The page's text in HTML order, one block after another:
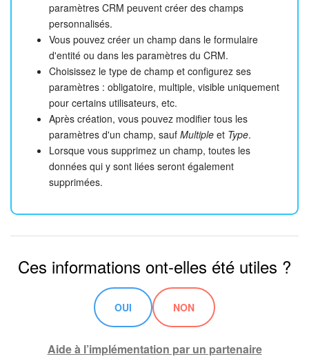
paramètres CRM peuvent créer des champs
personnalisés.
Vous pouvez créer un champ dans le formulaire
d'entité ou dans les paramètres du CRM.
Choisissez le type de champ et configurez ses
paramètres : obligatoire, multiple, visible uniquement
pour certains utilisateurs, etc.
Après création, vous pouvez modifier tous les
paramètres d'un champ, sauf Multiple et Type.
Lorsque vous supprimez un champ, toutes les
données qui y sont liées seront également
supprimées.
Ces informations ont-elles été utiles ?
OUI NON
Aide à l’implémentation par un partenaire